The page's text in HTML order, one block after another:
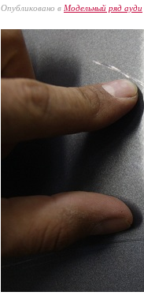
Опубликовано в Модельный ряд ауди